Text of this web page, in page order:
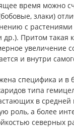
время можно
злаки)
с
др.). Притом такая
увеличение
и внутри
специфика и в
типа
в средней
роль, а более
северных